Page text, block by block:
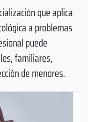
que aplica
a problemas
puede
familiares,
de menores.